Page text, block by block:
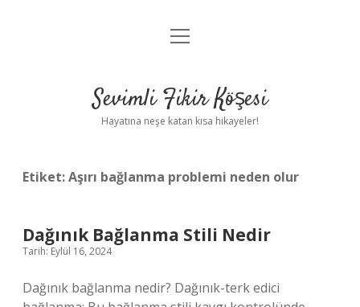
Anasayfa
Yasal Uyarı
menüyü
Sevimli Fikir Köşesi
Hayatına neşe katan kısa hikayeler!
Etiket:Aşırı bağlanma problemi neden olur
Dağınık Bağlanma Stili Nedir
Tarih: Eylül 16, 2024
Dağınık bağlanma nedir? Dağınık-terk edici